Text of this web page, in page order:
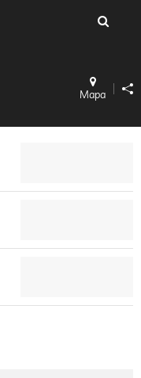
Mapa